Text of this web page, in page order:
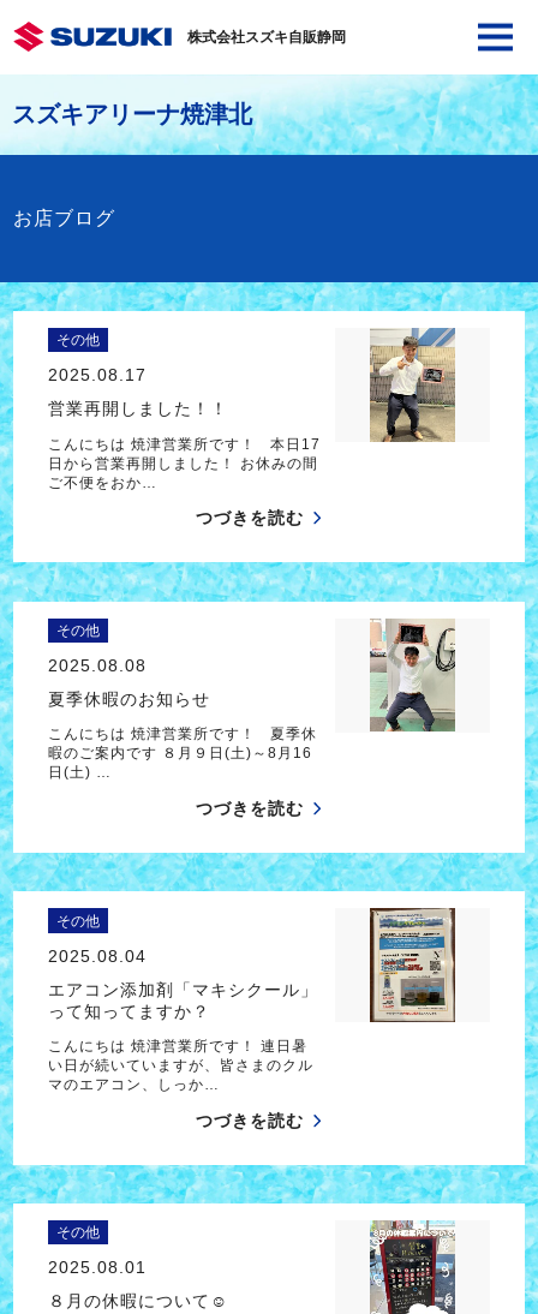
株式会社スズキ自販静岡
スズキアリーナ焼津北
お店ブログ
その他
2025.08.17
営業再開しました！！
こんにちは 焼津営業所です！ 本日17
日から営業再開しました！ お休みの間
ご不便をおか…
つづきを読む
その他
2025.08.08
夏季休暇のお知らせ
こんにちは 焼津営業所です！ 夏季休
暇のご案内です ８月９日(土)～8月16
日(土) …
つづきを読む
その他
2025.08.04
エアコン添加剤「マキシクール」
って知ってますか？
こんにちは 焼津営業所です！ 連日暑
い日が続いていますが、皆さまのクル
マのエアコン、しっか…
つづきを読む
その他
2025.08.01
８月の休暇について☺